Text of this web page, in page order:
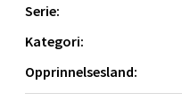
Serie:
Kategori:
Opprinnelsesland: